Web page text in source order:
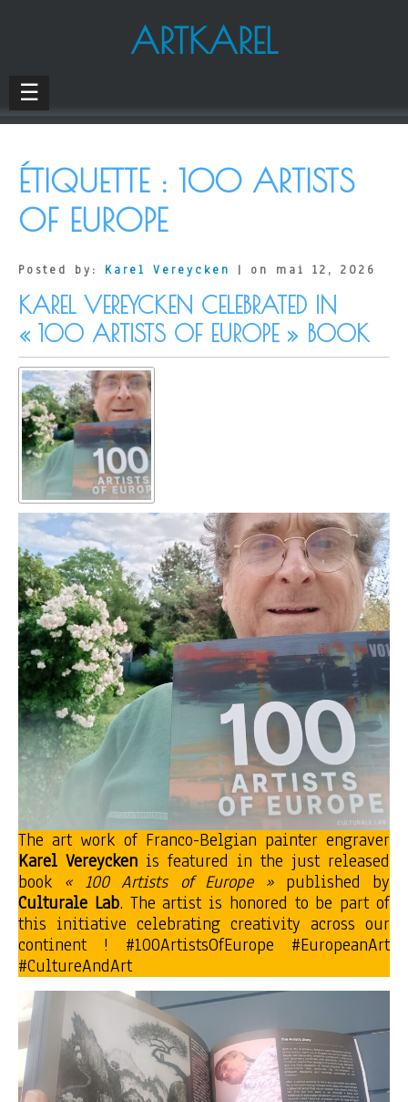
ARTKAREL
☰
ÉTIQUETTE : 100 ARTISTS
OF EUROPE
Posted by: Karel Vereycken | on mai 12, 2026
KAREL VEREYCKEN CELEBRATED IN
« 100 ARTISTS OF EUROPE » BOOK
The art work of Franco-Belgian painter engraver
Karel Vereycken is featured in the just released
book « 100 Artists of Europe »published by
Culturale Lab. The artist is honored to be part of
this initiative celebrating creativity across our
continent ! #100ArtistsOfEurope #EuropeanArt
#CultureAndArt